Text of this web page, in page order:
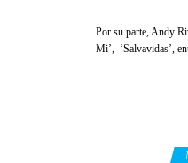
Por su parte, Andy
Mi’, ‘Salvavidas’,